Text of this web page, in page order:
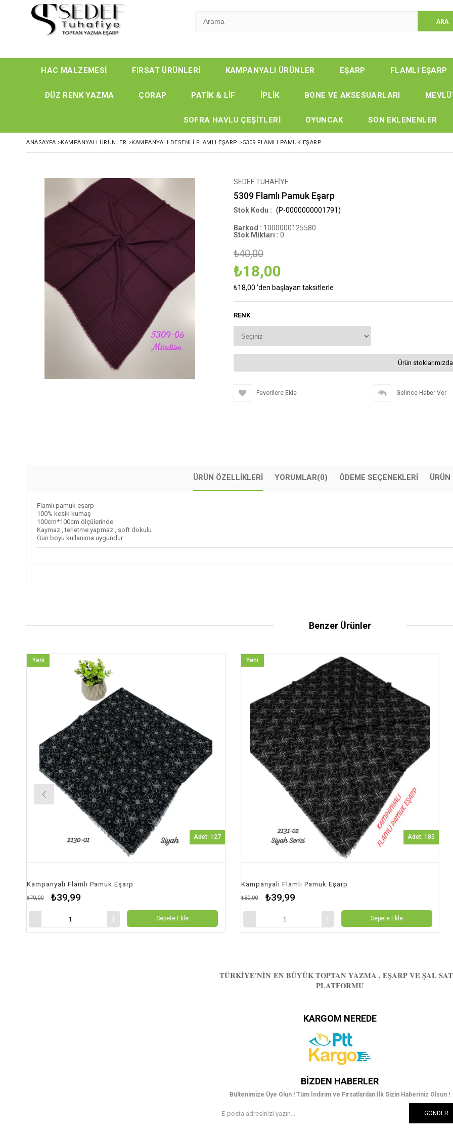
HAC MALZEMESİ FIRSAT ÜRÜNLERİ KAMPANYALI ÜRÜNLER EŞARP FLAMLI EŞARP
DÜZ RENK YAZMA ÇORAP PATİK & LİF İPLİK BONE VE AKSESUARLARI
SOFRA HAVLU ÇEŞİTLERİ OYUNCAK SON EKLENENLER
ANASAYFA >KAMPANYALI ÜRÜNLER >KAMPANYALI DESENLİ FLAMLI EŞARP >5309 FLAMLI PAMUK EŞARP
SEDEF TUHAFİYE
5309 Flamlı Pamuk Eşarp
(P-0000000001791)
Barkod : 1000000125580
Stok Miktarı : 0
₺40,00
₺18,00
₺18,00 'den başlayan taksitlerle
RENK
Ürün
Favorilere Ekle Gelince Haber Ver
ÜRÜN ÖZELLIKLERI YORUMLAR(0) ÖDEME SEÇENEKLERI ÜRÜN
Flamlı pamuk eşarp
100% kesik kumaş
100cm*100cm ölçülerinde
Kaymaz , terletme yapmaz , soft dokulu
Gün boyu kullanıma uygundur
Benzer Ürünler
Adet: 127
Kampanyalı Flamlı Pamuk Eşarp
Adet: 185
Sepete Ekle
Kampanyalı Flamlı Pamuk Eşarp
Yeni
Ürün
TÜRKIYE'NIN EN BÜYÜK TOPTAN YAZMA , EŞARP VE ŞAL
PLATFORMU
KARGOM NEREDE
BIZDEN HABERLER
Bültenimize Üye Olun ! Tüm İndirim ve Fırsatlardan İlk Sizin Haberiniz Olsun !
GÖNDER